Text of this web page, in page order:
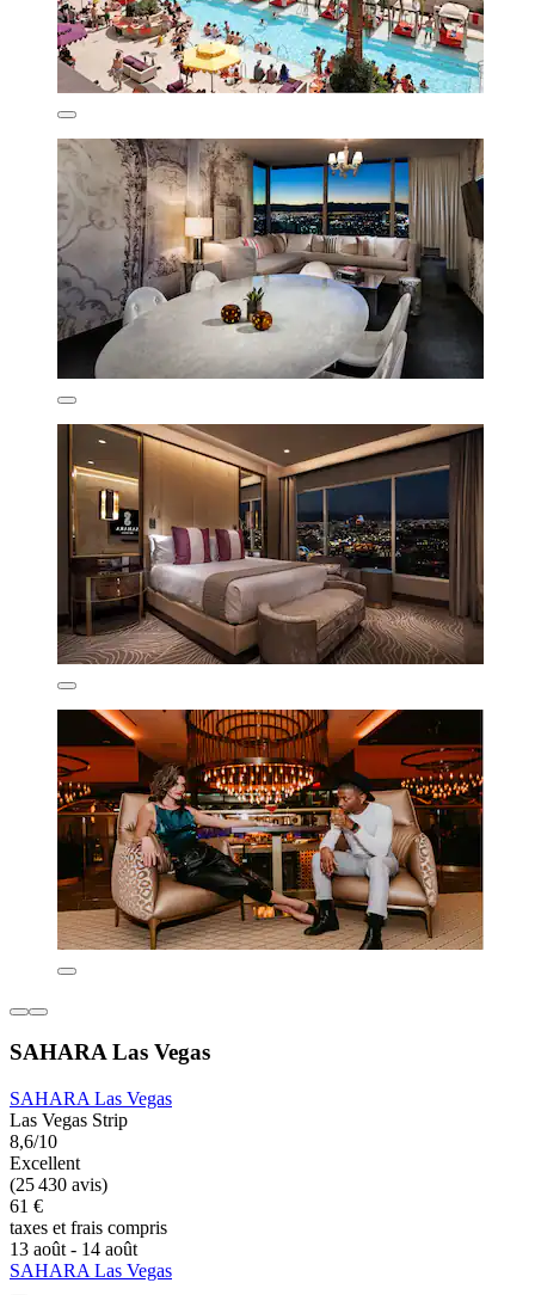
SAHARA Las Vegas
SAHARA Las Vegas
Las Vegas Strip
8,6/10
Excellent
(25 430 avis)
61 €
taxes et frais compris
13 août - 14 août
SAHARA Las Vegas